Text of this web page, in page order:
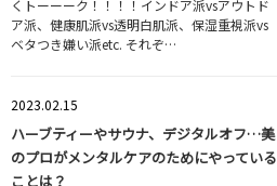
くトーーーク！！！！インドア派vsアウトド
ア派、健康肌派vs透明白肌派、保湿重視派vs
ベタつき嫌い派etc. それぞ…
2023.02.15
ハーブティーやサウナ、デジタルオフ…美
のプロがメンタルケアのためにやっている
ことは？